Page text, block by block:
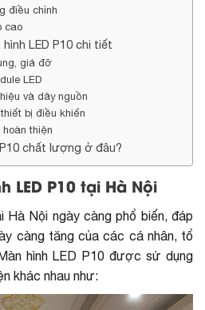
điều chỉnh
cao
LED P10 chi tiết
giá đỡ
LED
và dây nguồn
bị điều khiển
thiện
chất lượng ở đâu?
LED P10 tại Hà Nội
Hà Nội ngày càng phổ biến, đáp
càng tăng của các cá nhân, tổ
hình LED P10 được sử dụng
khác nhau như: